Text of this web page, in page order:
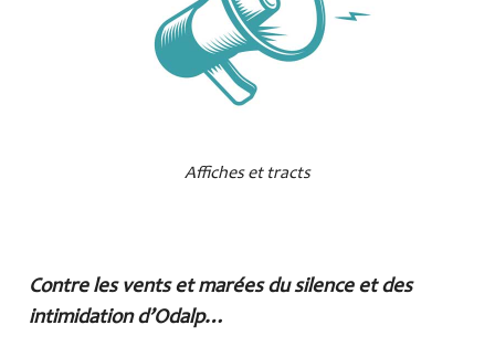
Affiches et tracts
Contre les vents et marées du silence et des
intimidation d’Odalp…